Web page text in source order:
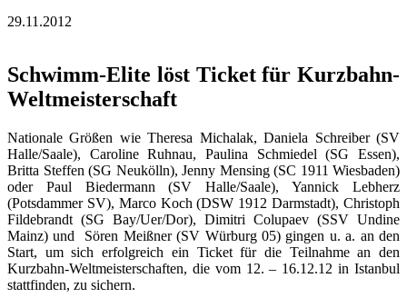
29.11.2012
Schwimm-Elite löst Ticket für Kurzbahn-
Weltmeisterschaft
Nationale Größen wie Theresa Michalak, Daniela Schreiber (SV
Halle/Saale), Caroline Ruhnau, Paulina Schmiedel (SG Essen),
Britta Steffen (SG Neukölln), Jenny Mensing (SC 1911 Wiesbaden)
oder Paul Biedermann (SV Halle/Saale), Yannick Lebherz
(Potsdammer SV), Marco Koch (DSW 1912 Darmstadt), Christoph
Fildebrandt (SG Bay/Uer/Dor), Dimitri Colupaev (SSV Undine
Mainz) und Sören Meißner (SV Würburg 05) gingen u. a. an den
Start, um sich erfolgreich ein Ticket für die Teilnahme an den
Kurzbahn-Weltmeisterschaften, die vom 12. – 16.12.12 in Istanbul
stattfinden, zu sichern.